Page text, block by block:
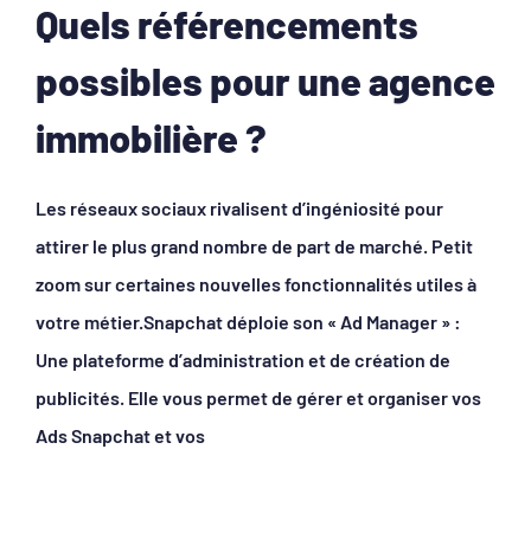
Quels référencements
possibles pour une agence
immobilière ?
Les réseaux sociaux rivalisent d’ingéniosité pour
attirer le plus grand nombre de part de marché. Petit
zoom sur certaines nouvelles fonctionnalités utiles à
votre métier.Snapchat déploie son « Ad Manager » :
Une plateforme d’administration et de création de
publicités. Elle vous permet de gérer et organiser vos
Ads Snapchat et vos